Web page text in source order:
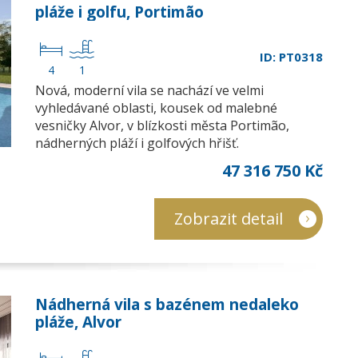
pláže i golfu, Portimão
4 1
ID: PT0318
Nová, moderní vila se nachází ve velmi
vyhledávané oblasti, kousek od malebné
vesničky Alvor, v blízkosti města Portimão,
nádherných pláží i golfových hřišť.
47 316 750 Kč
Zobrazit detail
Nádherná vila s bazénem nedaleko
pláže, Alvor